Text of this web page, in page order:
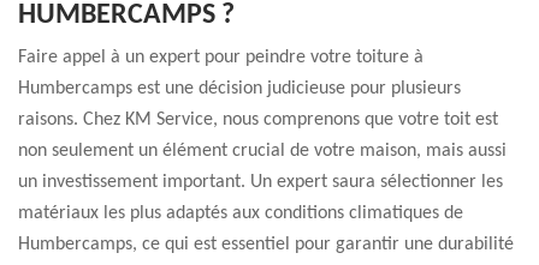
HUMBERCAMPS ?
Faire appel à un expert pour peindre votre toiture à
Humbercamps est une décision judicieuse pour plusieurs
raisons. Chez KM Service, nous comprenons que votre toit est
non seulement un élément crucial de votre maison, mais aussi
un investissement important. Un expert saura sélectionner les
matériaux les plus adaptés aux conditions climatiques de
Humbercamps, ce qui est essentiel pour garantir une durabilité